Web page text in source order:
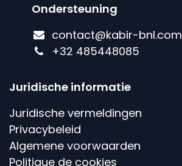
Ondersteuning
contact@kabir-bnl.com
+32 485448085
Juridische informatie
Juridische vermeldingen
Privacybeleid
Algemene voorwaarden
Politique de cookies